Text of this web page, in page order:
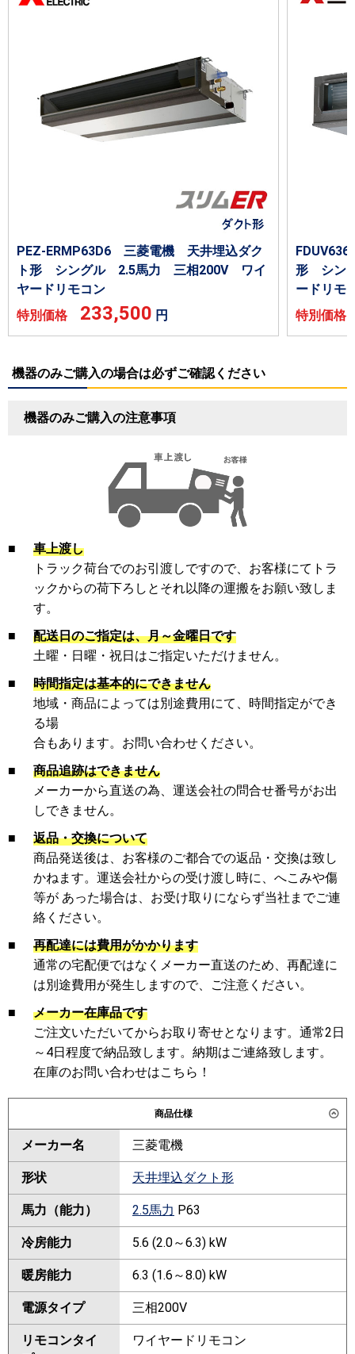
PEZ-ERMP63D6 三菱電機 天井埋込ダク
ト形 シングル 2.5馬力 三相200V ワイ
ヤードリモコン
特別価格 233,500 円
形 シン
ードリモ
特別価
機器のみご購入の場合は必ずご確認ください
機器のみご購入の注意事項
■
車上渡し
トラック荷台でのお引渡しですので、お客様にてトラ
ックからの荷下ろしとそれ以降の運搬をお願い致しま
す。
■
配送日のご指定は、月～金曜日です
土曜・日曜・祝日はご指定いただけません。
■
時間指定は基本的にできません
地域・商品によっては別途費用にて、時間指定ができ
る場
合もあります。お問い合わせください。
■
商品追跡はできません
メーカーから直送の為、運送会社の問合せ番号がお出
しできません。
■
返品・交換について
商品発送後は、お客様のご都合での返品・交換は致し
かねます。運送会社からの受け渡し時に、へこみや傷
等が あった場合は、お受け取りにならず当社までご連
絡ください。
■
再配達には費用がかかります
通常の宅配便ではなくメーカー直送のため、再配達に
は別途費用が発生しますので、ご注意ください。
■
メーカー在庫品です
ご注文いただいてからお取り寄せとなります。通常2日
～4日程度で納品致します。納期はご連絡致します。
在庫のお問い合わせはこちら！
商品仕様
メーカー名 三菱電機
形状 天井埋込ダクト形
馬力（能力） 2.5馬力 P63
冷房能力 5.6 (2.0～6.3) kW
暖房能力 6.3 (1.6～8.0) kW
電源タイプ 三相200V
リモコンタイ
ワイヤードリモコン